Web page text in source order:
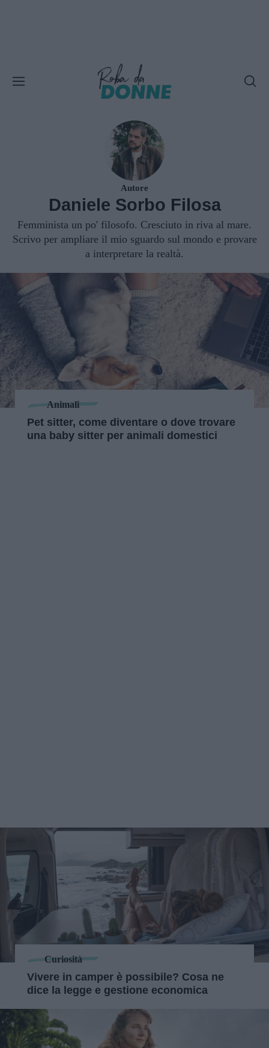
Autore
Daniele Sorbo Filosa
Femminista un po' filosofo. Cresciuto in riva al mare.
Scrivo per ampliare il mio sguardo sul mondo e provare
a interpretare la realtà.
Animali
Pet sitter, come diventare o dove trovare
una baby sitter per animali domestici
Curiosità
Vivere in camper è possibile? Cosa ne
dice la legge e gestione economica